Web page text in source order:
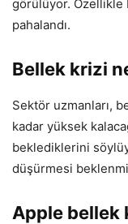
görülüyor. Özellikle
pahalandı.
Bellek krizi
Sektör uzmanları,
kadar yüksek
beklediklerini
düşürmesi
Apple bellek